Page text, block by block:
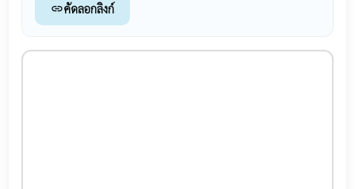
linkคัดลอกลิงก์